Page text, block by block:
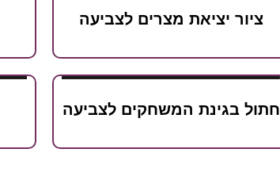
ציור יציאת מצרים לצביעה
חתול בגינת המשחקים לצביעה